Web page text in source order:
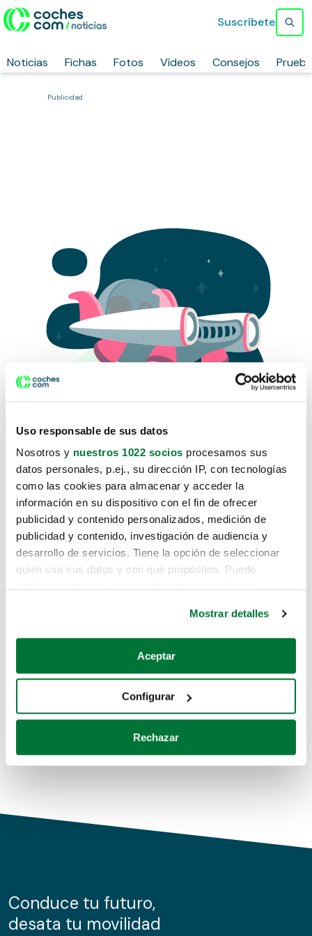
Uso responsable de sus datos
Nosotros y nuestros 1022 socios procesamos sus
datos personales, p.ej., su dirección IP, con tecnologías
como las cookies para almacenar y acceder la
información en su dispositivo con el fin de ofrecer
publicidad y contenido personalizados, medición de
publicidad y contenido, investigación de audiencia y
desarrollo de servicios. Tiene la opción de seleccionar
quién usa sus datos y con qué propósitos. Puede
Si lo permite, también quisiéramos:
Recopilar información sobre su ubicación geográfica
Identificar su dispositivo analizándolo activamente
para buscar características específicas (huellas
Obtenga más información sobre cómo se procesan sus
de cookies.
información sobre el uso que haga del sitio web con
nuestros partners de redes sociales, publicidad y análisis
Mostrar detalles
Aceptar
Configurar
Rechazar
Noticias Fichas Fotos Vídeos Consejos
Suscríbete
Publicidad
Lo sentimos, no sabemos como
te hemos traido hasta aquí.
Pero puedes encontrar el coche que estás
buscando en alguno de estos enlaces:
Coches de segunda mano
Coches de km0
Conduce tu futuro,
desata tu movilidad